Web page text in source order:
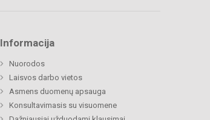
Informacija
Nuorodos
Laisvos darbo vietos
Asmens duomenų apsauga
Konsultavimasis su visuomene